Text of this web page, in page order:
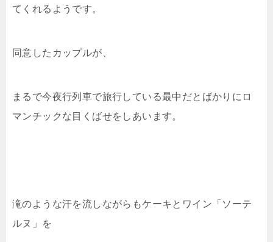
てくれるようです。
同意したカップルが、
まるで今夜行列車で旅行している最中だとばかりにロ
マンチックな目くばせをしあいます。
滝のような汗を流しながらもケーキとワイン「ソーテ
ルヌ」を